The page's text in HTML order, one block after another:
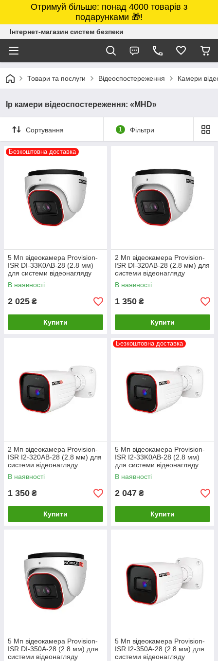
Отримуй більше: понад 4000 товарів з
подарунками 🎁!
Інтернет-магазин систем безпеки
Товари та послуги Відеоспостереження Камери
Ip камери відеоспостереження: «MHD»
Сортування 1 Фільтри
Безкоштовна доставка
5 Мп відеокамера Provision-
ISR DI-33K0AB-28 (2.8 мм)
для системи відеонагляду
В наявності
2 025 ₴
Купити
2 Мп відеокамера Provision-
ISR DI-320AB-28 (2.8 мм) для
системи відеонагляду
В наявності
1 350 ₴
Купити
2 Мп відеокамера Provision-
ISR I2-320AB-28 (2.8 мм) для
системи відеонагляду
В наявності
1 350 ₴
Купити
Безкоштовна доставка
5 Мп відеокамера Provision-
ISR I2-33K0AB-28 (2.8 мм)
для системи відеонагляду
В наявності
2 047 ₴
Купити
5 Мп відеокамера Provision-
ISR DI-350A-28 (2.8 мм) для
системи відеонагляду
5 Мп відеокамера Provision-
ISR I2-350A-28 (2.8 мм) для
системи відеонагляду